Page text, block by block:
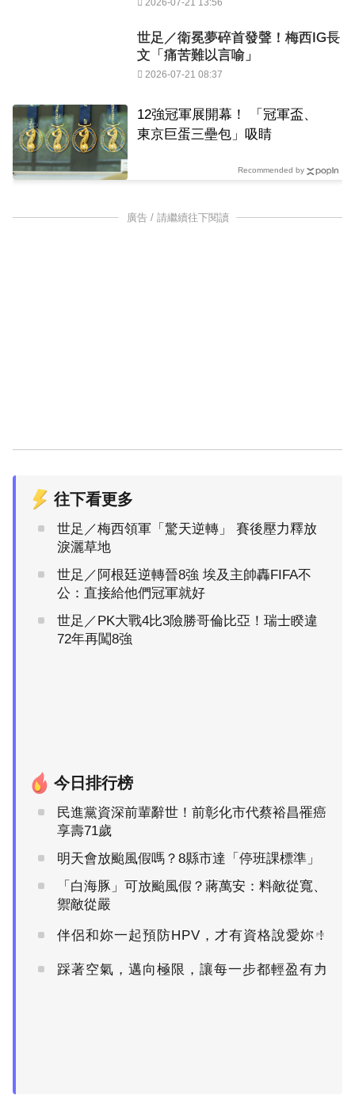
2026-07-21 13:56
世足／衛冕夢碎首發聲！梅西IG長
文「痛苦難以言喻」
2026-07-21 08:37
12強冠軍展開幕！ 「冠軍盃、
東京巨蛋三壘包」吸睛
Recommended by
廣告 / 請繼續往下閱讀
往下看更多
世足／梅西領軍「驚天逆轉」 賽後壓力釋放
淚灑草地
世足／阿根廷逆轉晉8強 埃及主帥轟FIFA不
公：直接給他們冠軍就好
世足／PK大戰4比3險勝哥倫比亞！瑞士睽違
72年再闖8強
今日排行榜
民進黨資深前輩辭世！前彰化市代蔡裕昌罹癌
享壽71歲
明天會放颱風假嗎？8縣市達「停班課標準」
「白海豚」可放颱風假？蔣萬安：料敵從寬、
禦敵從嚴
伴侶和妳一起預防HPV，才有資格說愛妳！
PR
踩著空氣，邁向極限，讓每一步都輕盈有力
PR